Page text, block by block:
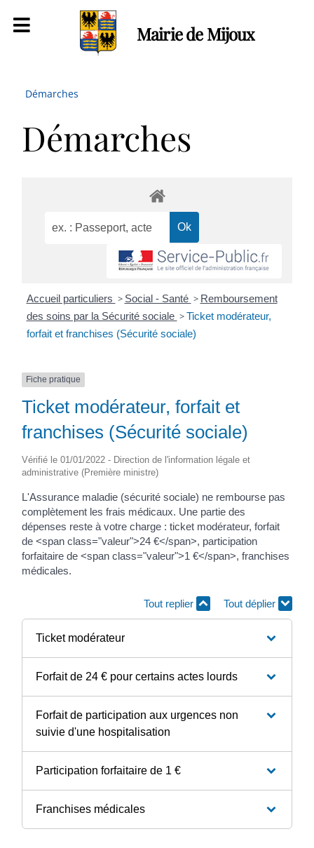
Mairie de Mijoux
Démarches
Démarches
Accueil particuliers > Social - Santé > Remboursement
des soins par la Sécurité sociale > Ticket modérateur,
forfait et franchises (Sécurité sociale)
Fiche pratique
Ticket modérateur, forfait et
franchises (Sécurité sociale)
Vérifié le 01/01/2022 - Direction de l'information légale et
administrative (Première ministre)
L'Assurance maladie (sécurité sociale) ne rembourse pas
complètement les frais médicaux. Une partie des
dépenses reste à votre charge : ticket modérateur, forfait
de <span class="valeur">24 €</span>, participation
forfaitaire de <span class="valeur">1 €</span>, franchises
médicales.
Tout replier Tout déplier
Ticket modérateur
Forfait de 24 € pour certains actes lourds
Forfait de participation aux urgences non
suivie d'une hospitalisation
Participation forfaitaire de 1 €
Franchises médicales